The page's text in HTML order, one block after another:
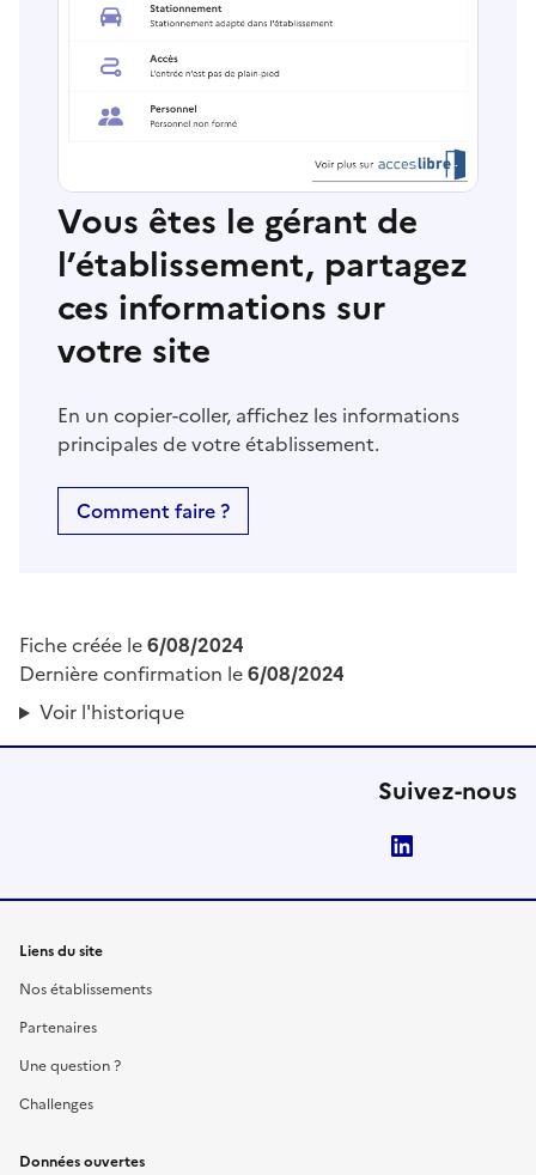
Vous êtes le gérant de
l’établissement, partagez
ces informations sur
votre site
En un copier-coller, affichez les informations
principales de votre établissement.
Comment faire ?
Fiche créée le6/08/2024
Dernière confirmation le6/08/2024
Voir l'historique
Suivez-nous
Liens du site
Nos établissements
Partenaires
Une question ?
Challenges
Données ouvertes